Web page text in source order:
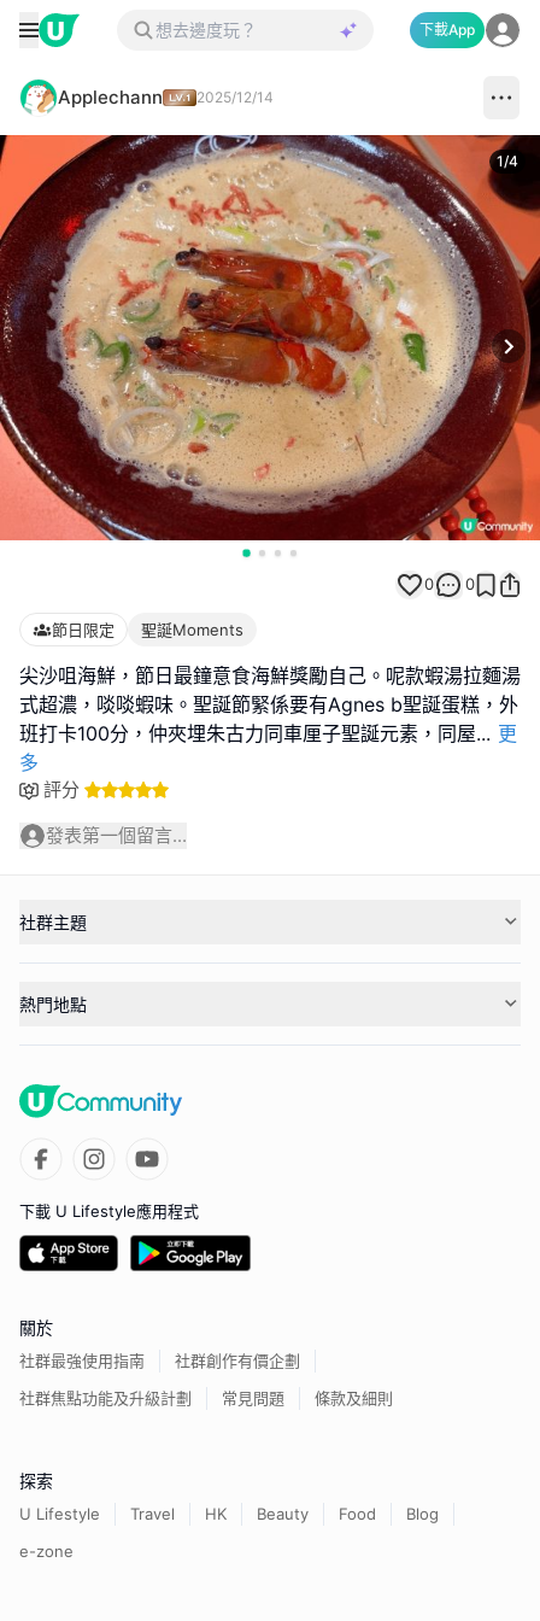
下載App
Applechann 2025/12/14
1/4
0 0
節日限定 聖誕Moments
尖沙咀海鮮，節日最鐘意食海鮮獎勵自己。呢款蝦湯拉麵湯
式超濃，啖啖蝦味。聖誕節緊係要有Agnes b聖誕蛋糕，外
班打卡100分，仲夾埋朱古力同車厘子聖誕元素，同屋... 更
多
評分
發表第一個留言...
社群主題
熱門地點
下載 U Lifestyle應用程式
關於
社群最強使用指南
社群創作有價企劃
社群焦點功能及升級計劃
常見問題 條款及細則
探索
U Lifestyle Travel HK Beauty Food
Blog
e-zone